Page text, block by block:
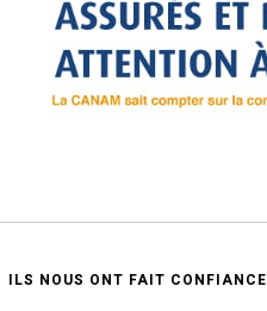
ILS NOUS ONT FAIT CONFIANCE